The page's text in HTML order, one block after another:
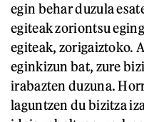
egin behar duzula
egiteak zoriontsu
egiteak, zorigaiztoko.
eginkizun bat, zure
irabazten duzuna.
laguntzen du bizitza